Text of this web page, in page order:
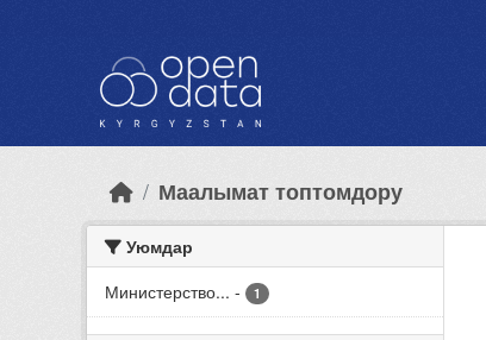
Маалымат топтомдору
Уюмдар
Министерство... - 1